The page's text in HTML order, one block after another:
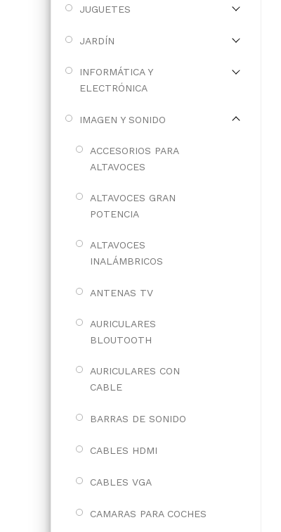
JUGUETES
JARDÍN
INFORMÁTICA Y
ELECTRÓNICA
IMAGEN Y SONIDO
ACCESORIOS PARA
ALTAVOCES
ALTAVOCES GRAN
POTENCIA
ALTAVOCES
INALÁMBRICOS
ANTENAS TV
AURICULARES
BLOUTOOTH
AURICULARES CON
CABLE
BARRAS DE SONIDO
CABLES HDMI
CABLES VGA
CAMARAS PARA COCHES